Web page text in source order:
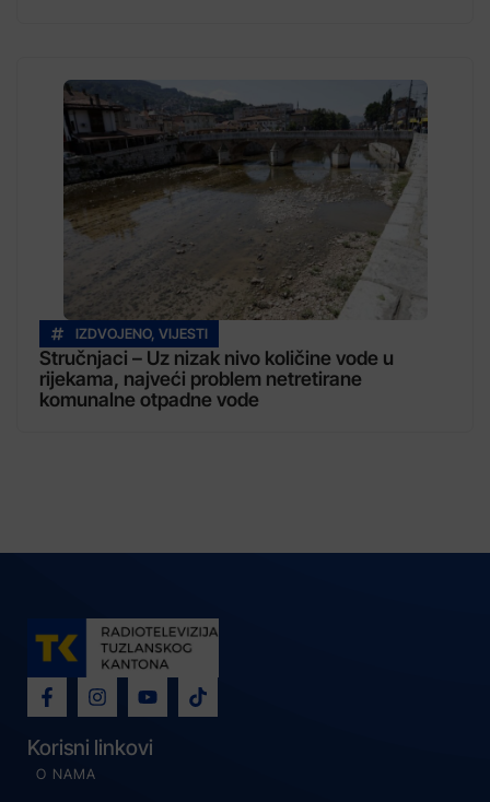
IZDVOJENO, VIJESTI
Stručnjaci – Uz nizak nivo količine vode u
rijekama, najveći problem netretirane
komunalne otpadne vode
Korisni linkovi
O NAMA